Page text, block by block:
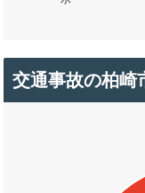
交通事故の柏崎